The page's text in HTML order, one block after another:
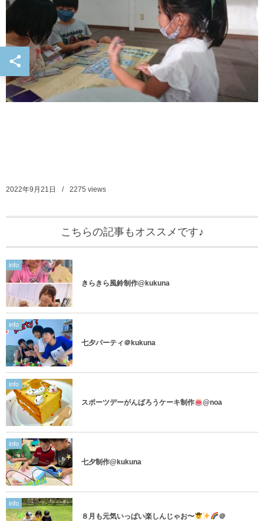
2022年9月21日 2275 views
こちらの記事もオススメです♪
info
きらきら風鈴制作@kukuna
info
七夕パーティ＠kukuna
info
スポーツデーがんばろうケーキ制作 @noa
info
七夕制作@kukuna
info
８月も元気いっぱい楽しんじゃお〜
＠